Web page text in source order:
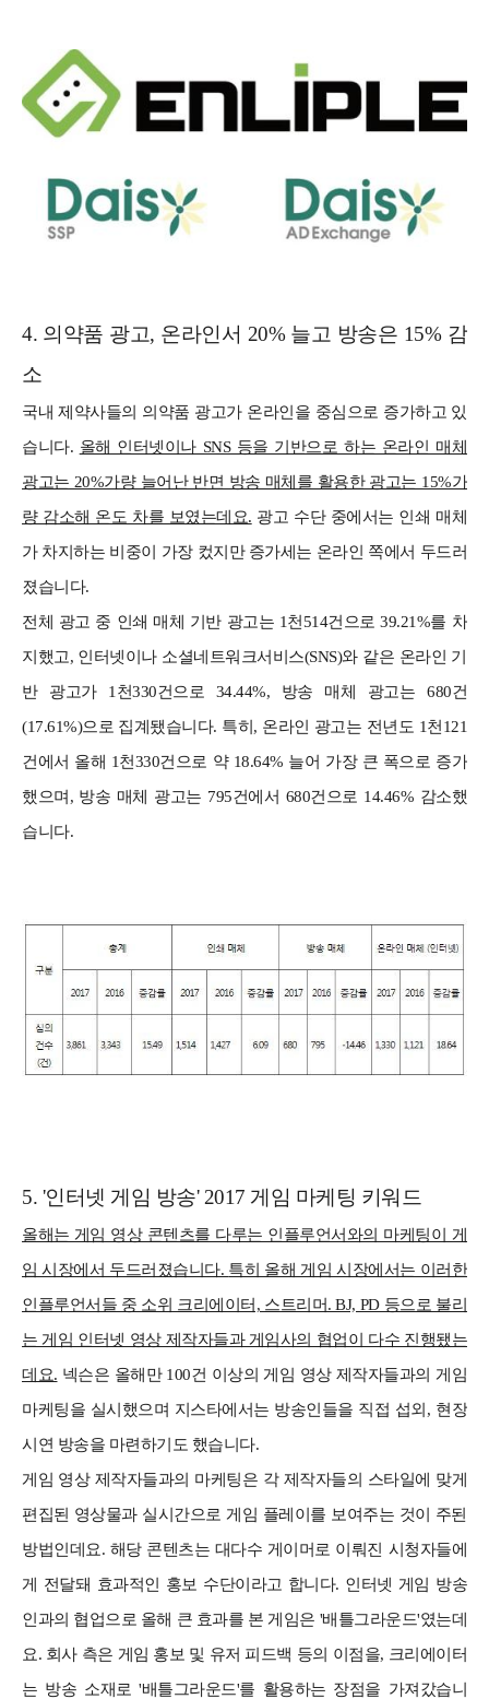
4. 의약품 광고, 온라인서 20% 늘고 방송은 15% 감
소
국내 제약사들의 의약품 광고가 온라인을 중심으로 증가하고 있
습니다. 올해 인터넷이나 SNS 등을 기반으로 하는 온라인 매체
광고는 20%가량 늘어난 반면 방송 매체를 활용한 광고는 15%가
량 감소해 온도 차를 보였는데요. 광고 수단 중에서는 인쇄 매체
가 차지하는 비중이 가장 컸지만 증가세는 온라인 쪽에서 두드러
졌습니다.
전체 광고 중 인쇄 매체 기반 광고는 1천514건으로 39.21%를 차
지했고, 인터넷이나 소셜네트워크서비스(SNS)와 같은 온라인 기
반 광고가 1천330건으로 34.44%, 방송 매체 광고는 680건
(17.61%)으로 집계됐습니다. 특히, 온라인 광고는 전년도 1천121
건에서 올해 1천330건으로 약 18.64% 늘어 가장 큰 폭으로 증가
했으며, 방송 매체 광고는 795건에서 680건으로 14.46% 감소했
습니다.
5. '인터넷 게임 방송' 2017 게임 마케팅 키워드
올해는 게임 영상 콘텐츠를 다루는 인플루언서와의 마케팅이 게
임 시장에서 두드러졌습니다. 특히 올해 게임 시장에서는 이러한
인플루언서들 중 소위 크리에이터, 스트리머. BJ, PD 등으로 불리
는 게임 인터넷 영상 제작자들과 게임사의 협업이 다수 진행됐는
데요. 넥슨은 올해만 100건 이상의 게임 영상 제작자들과의 게임
마케팅을 실시했으며 지스타에서는 방송인들을 직접 섭외, 현장
시연 방송을 마련하기도 했습니다.
게임 영상 제작자들과의 마케팅은 각 제작자들의 스타일에 맞게
편집된 영상물과 실시간으로 게임 플레이를 보여주는 것이 주된
방법인데요. 해당 콘텐츠는 대다수 게이머로 이뤄진 시청자들에
게 전달돼 효과적인 홍보 수단이라고 합니다. 인터넷 게임 방송
인과의 협업으로 올해 큰 효과를 본 게임은 '배틀그라운드'였는데
요. 회사 측은 게임 홍보 및 유저 피드백 등의 이점을, 크리에이터
는 방송 소재로 '배틀그라운드'를 활용하는 장점을 가져갔습니